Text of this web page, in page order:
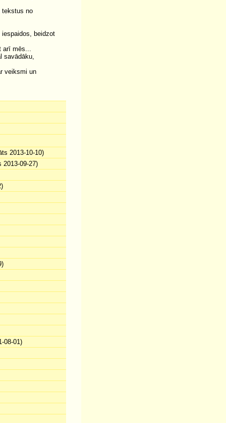
tekstus no
beidzot
arī mēs...
savādāku,
veiksmi un
2013-10-10)
09-27)
08-01)